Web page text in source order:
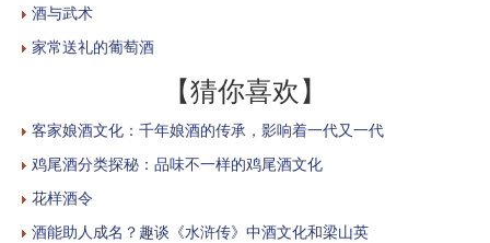
酒与武术
家常送礼的葡萄酒
【猜你喜欢】
客家娘酒文化：千年娘酒的传承，影响着一代又一代
鸡尾酒分类探秘：品味不一样的鸡尾酒文化
花样酒令
酒能助人成名？趣谈《水浒传》中酒文化和梁山英